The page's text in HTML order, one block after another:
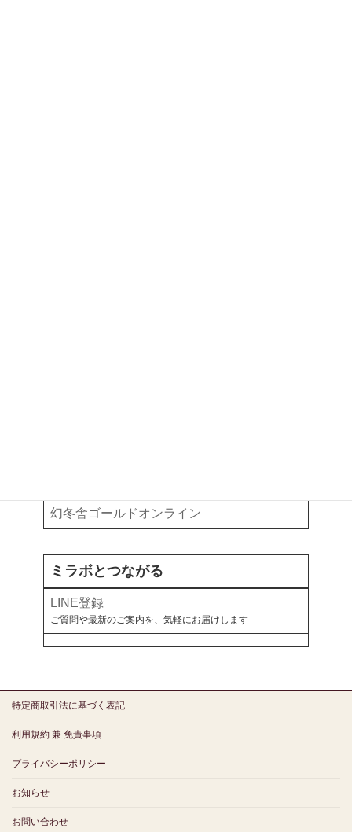
幻冬舎ゴールドオンライン
ミラボとつながる
LINE登録
ご質問や最新のご案内を、気軽にお届けします
特定商取引法に基づく表記
利用規約 兼 免責事項
プライバシーポリシー
お知らせ
お問い合わせ